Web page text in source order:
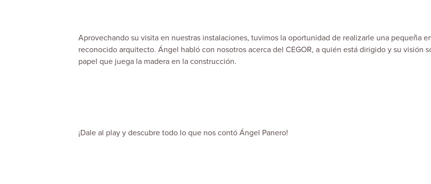
Aprovechando su visita en nuestras instalaciones, tuvimos la oportunidad de realizarle una pequeña
reconocido arquitecto. Ángel habló con nosotros acerca del CEGOR, a quién está dirigido y su visión
papel que juega la madera en la construcción.
¡Dale al play y descubre todo lo que nos contó Ángel Panero!